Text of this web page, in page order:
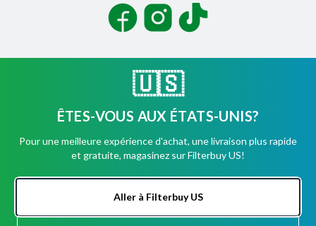
FacebookInstagramTikTok
Conditions d'utilisation
Politique de confidentialité
Sécurité
Déclaration d'accessibilité
🇺🇸
ÊTES-VOUS AUX ÉTATS-UNIS?
Pour une meilleure expérience d'achat, une livraison plus rapide
et gratuite, magasinez sur Filterbuy US!
Aller à Filterbuy US